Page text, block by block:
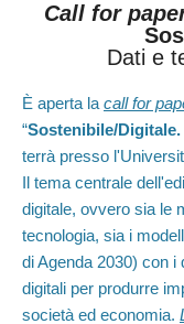
Call for
Dati e
È aperta la call for
“Sostenibile/
terrà presso
Il tema centrale
digitale, ovvero sia le
tecnologia, sia i
di Agenda 2030) con
digitali per produrre
società ed economia.